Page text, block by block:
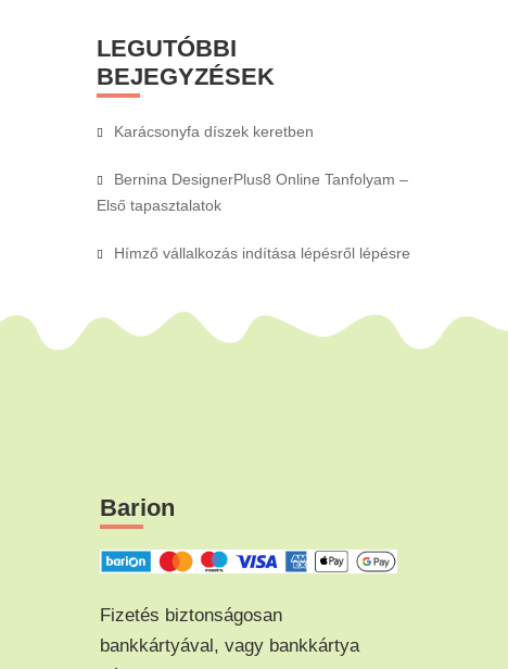
LEGUTÓBBI
BEJEGYZÉSEK
Karácsonyfa díszek keretben
Bernina DesignerPlus8 Online Tanfolyam –
Első tapasztalatok
Hímző vállalkozás indítása lépésről lépésre
Barion
Fizetés biztonságosan
bankkártyával, vagy bankkártya